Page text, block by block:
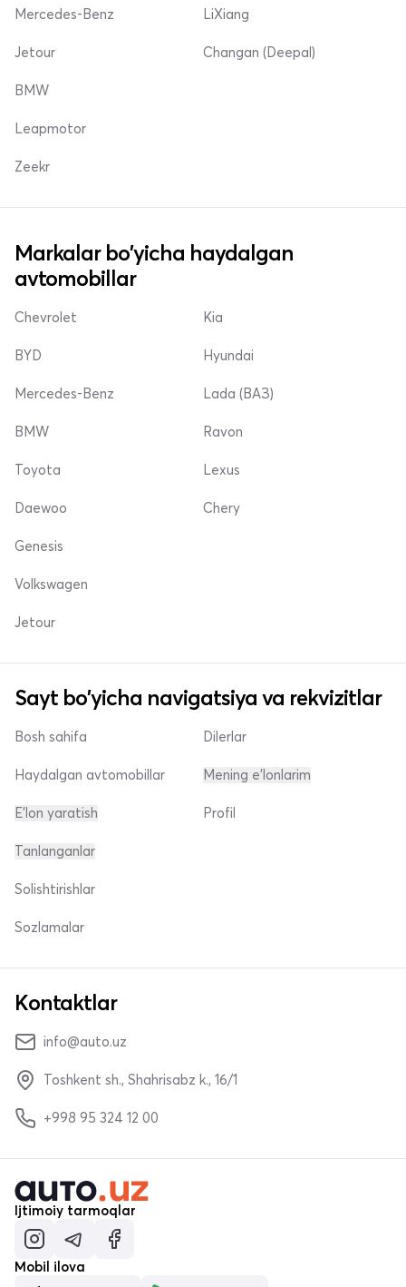
Mercedes-Benz
Jetour
LiXiang
Changan (Deepal)
BMW
Leapmotor
Zeekr
Markalar bo'yicha haydalgan
avtomobillar
Chevrolet
BYD
Mercedes-Benz
Kia
Hyundai
Lada (ВАЗ)
BMW
Toyota
Daewoo
Ravon
Lexus
Chery
Genesis
Volkswagen
Jetour
Sayt bo'yicha navigatsiya va rekvizitlar
Bosh sahifa
Haydalgan avtomobillar
E'lon yaratish
Dilerlar
Mening e'lonlarim
Profil
Tanlanganlar
Solishtirishlar
Sozlamalar
Kontaktlar
info@auto.uz
Toshkent sh., Shahrisabz k., 16/1
+998 95 324 12 00
Ijtimoiy tarmoqlar
Mobil ilova